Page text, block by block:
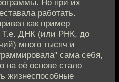
Но при их
работать.
как пример
Т.е. ДНК (или РНК, до
много тысяч и
сама себя,
на её основе стало
жизнеспособные